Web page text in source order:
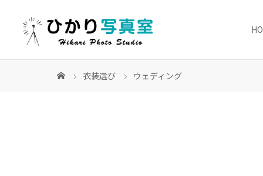
衣装選び ウェディング